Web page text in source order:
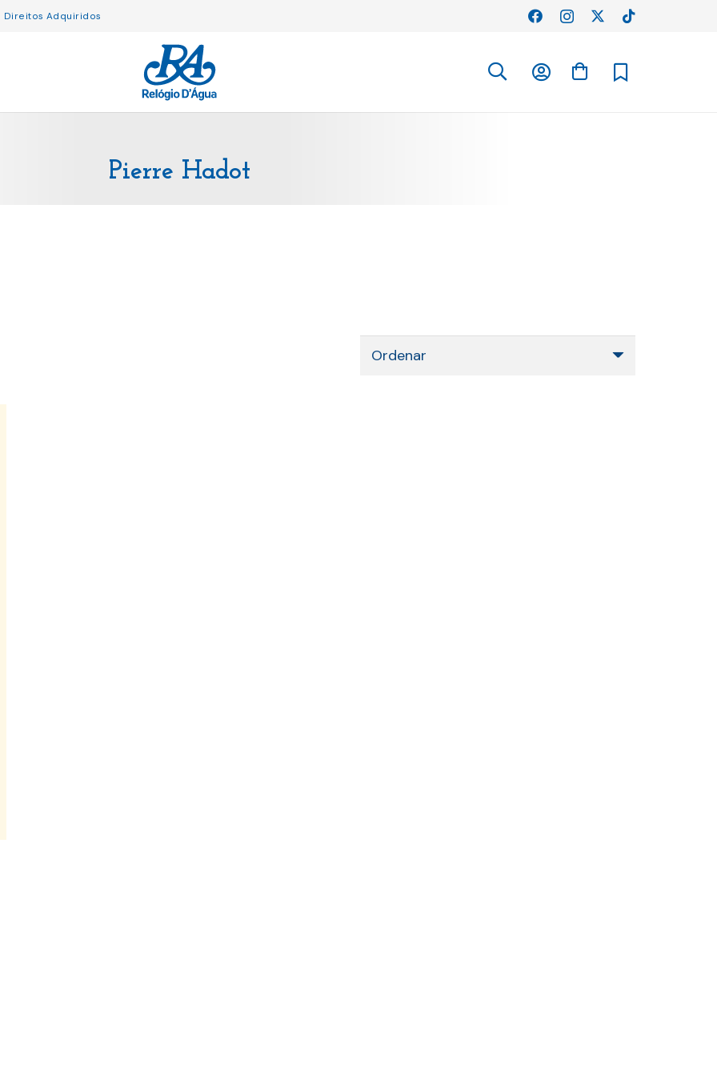
Direitos Adquiridos
Pierre Hadot